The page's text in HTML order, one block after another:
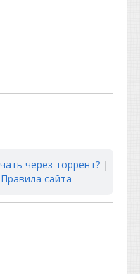
через торрент? |
Правила сайта